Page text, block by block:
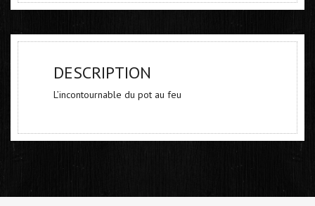
DESCRIPTION
L’incontournable du pot au feu